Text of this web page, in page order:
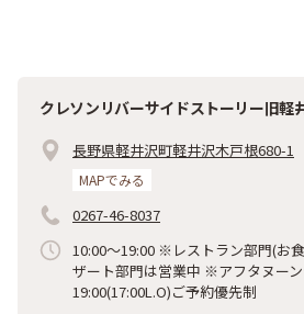
クレソンリバーサイドストーリー旧軽
長野県軽井沢町軽井沢木戸根680-1
MAPでみる
0267-46-8037
10:00～19:00 ※レストラン部門(お
ザート部門は営業中 ※アフタヌー
19:00(17:00L.O)ご予約優先制